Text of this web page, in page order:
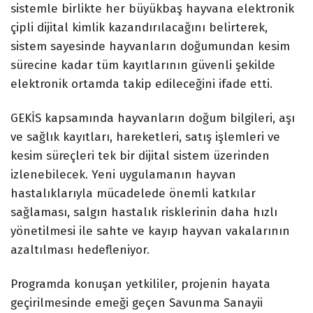
sistemle birlikte her büyükbaş hayvana elektronik
çipli dijital kimlik kazandırılacağını belirterek,
sistem sayesinde hayvanların doğumundan kesim
sürecine kadar tüm kayıtlarının güvenli şekilde
elektronik ortamda takip edileceğini ifade etti.
GEKİS kapsamında hayvanların doğum bilgileri, aşı
ve sağlık kayıtları, hareketleri, satış işlemleri ve
kesim süreçleri tek bir dijital sistem üzerinden
izlenebilecek. Yeni uygulamanın hayvan
hastalıklarıyla mücadelede önemli katkılar
sağlaması, salgın hastalık risklerinin daha hızlı
yönetilmesi ile sahte ve kayıp hayvan vakalarının
azaltılması hedefleniyor.
Programda konuşan yetkililer, projenin hayata
geçirilmesinde emeği geçen Savunma Sanayii